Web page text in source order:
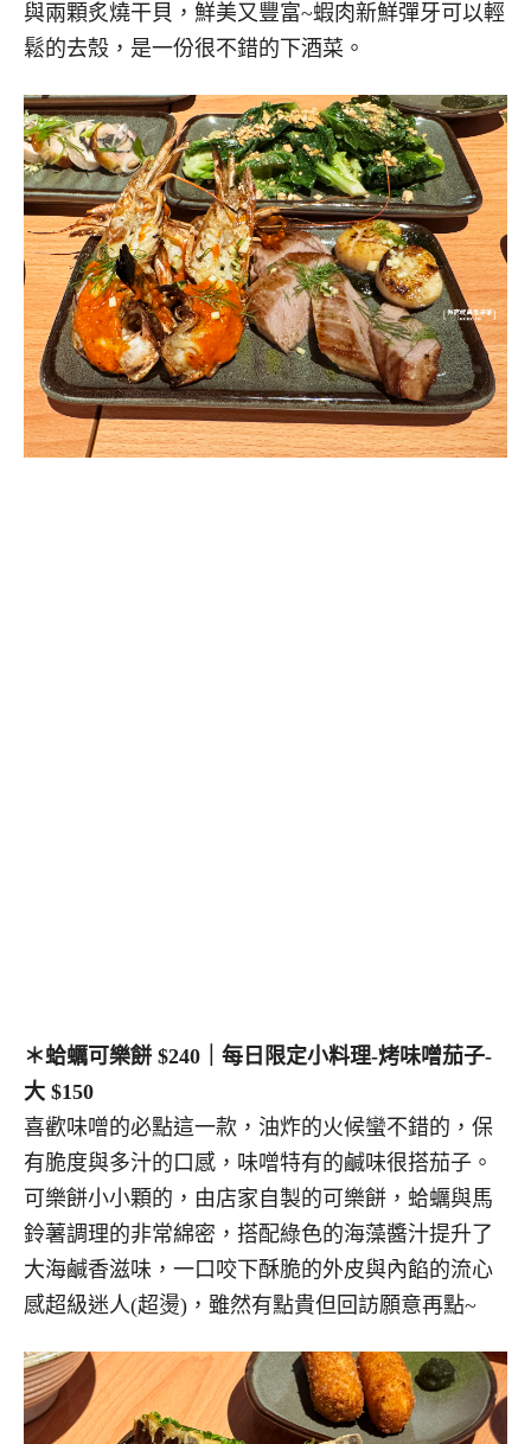
與兩顆炙燒干貝，鮮美又豐富~蝦肉新鮮彈牙可以輕
鬆的去殼，是一份很不錯的下酒菜。
＊蛤蠣可樂餅 $240｜每日限定小料理-烤味噌茄子-
大 $150
喜歡味噌的必點這一款，油炸的火候蠻不錯的，保
有脆度與多汁的口感，味噌特有的鹹味很搭茄子。
可樂餅小小顆的，由店家自製的可樂餅，蛤蠣與馬
鈴薯調理的非常綿密，搭配綠色的海藻醬汁提升了
大海鹹香滋味，一口咬下酥脆的外皮與內餡的流心
感超級迷人(超燙)，雖然有點貴但回訪願意再點~